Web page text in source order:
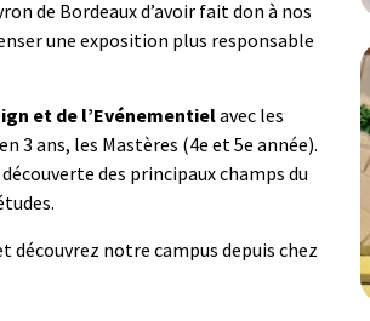
de Bordeaux d’avoir fait don à nos
une exposition plus responsable
et de l’Evénementielavec les
3 ans, les Mastères (4e et 5e année).
des principaux champs du
découvrez notre campus depuis chez